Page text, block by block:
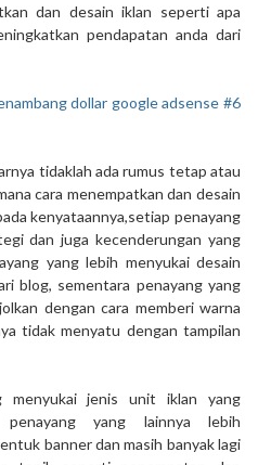
dan desain iklan seperti apa
pendapatan anda dari
dollar google adsense #6
tidaklah ada rumus tetap atau
cara menempatkan dan desain
kenyataannya,setiap penayang
dan juga kecenderungan yang
yang lebih menyukai desain
blog, sementara penayang yang
dengan cara memberi warna
tidak menyatu dengan tampilan
menyukai jenis unit iklan yang
penayang yang lainnya lebih
banner dan masih banyak lagi